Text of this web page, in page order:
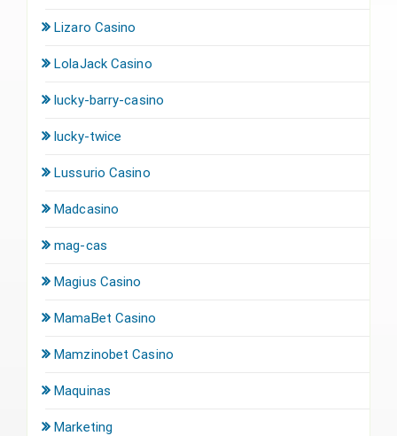
Lizaro Casino
LolaJack Casino
lucky-barry-casino
lucky-twice
Lussurio Casino
Madcasino
mag-cas
Magius Casino
MamaBet Casino
Mamzinobet Casino
Maquinas
Marketing